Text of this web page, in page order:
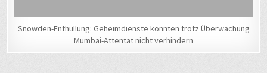
Snowden-Enthüllung: Geheimdienste konnten trotz Überwachung
Mumbai-Attentat nicht verhindern